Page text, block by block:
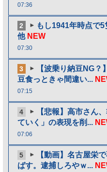
07:36
2
もし1941年時点で
他 NEW
07:30
3
【波乗り納豆NG
豆食っときゃ間違い...
07:15
4
【悲報】高市さん
ていく」の表現を削...
07:06
5
【動画】名古屋栄
ばす。逮捕しろやｗ...